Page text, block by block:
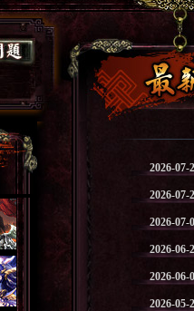
2026-07-
2026-07-
2026-07-
2026-06-
2026-06-
2026-05-